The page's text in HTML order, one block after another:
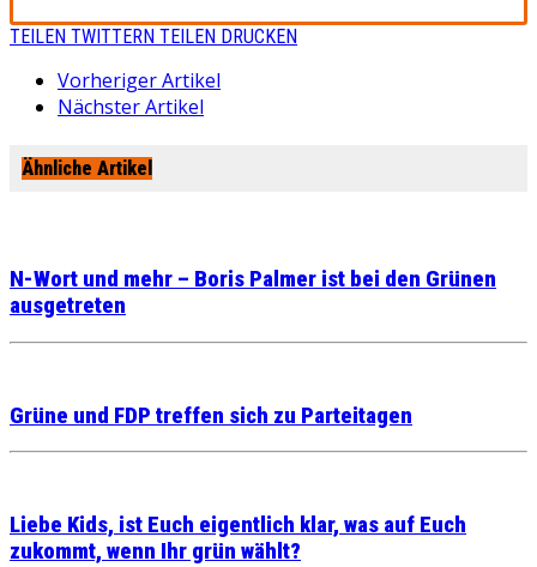
TEILEN TWITTERN TEILEN DRUCKEN
Vorheriger Artikel
Nächster Artikel
Ähnliche Artikel
N-Wort und mehr – Boris Palmer ist bei den Grünen
ausgetreten
Grüne und FDP treffen sich zu Parteitagen
Liebe Kids, ist Euch eigentlich klar, was auf Euch
zukommt, wenn Ihr grün wählt?